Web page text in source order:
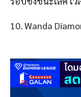
10. Wanda